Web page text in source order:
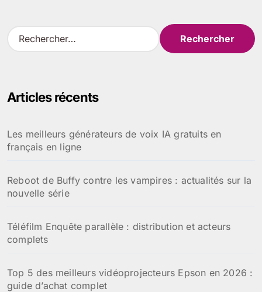
R
e
r
e
r
Articles récents
Les meilleurs générateurs de voix IA gratuits en
français en ligne
Reboot de Buffy contre les vampires : actualités sur la
nouvelle série
Téléfilm Enquête parallèle : distribution et acteurs
complets
Top 5 des meilleurs vidéoprojecteurs Epson en 2026 :
guide d’achat complet